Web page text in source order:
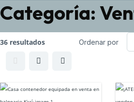
Categoría:
36 resultados Ordenar por